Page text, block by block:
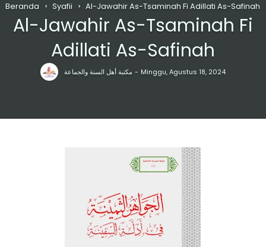
Beranda Syafii Al-Jawahir As-Tsaminah Fi Adillati As-Safinah
مكتبة أهل السنة والجماعة Minggu, Agustus 18, 2024
Al-Jawahir As-Tsaminah Fi
Adillati As-Safinah